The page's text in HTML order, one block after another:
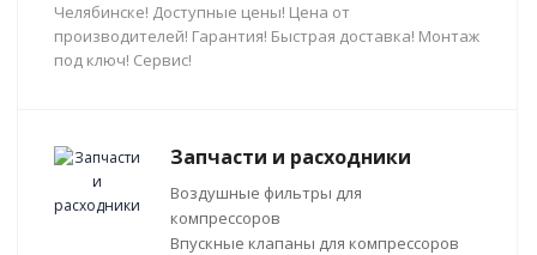
Челябинске! Доступные цены! Цена от
производителей! Гарантия! Быстрая доставка! Монтаж
под ключ! Сервис!
Запчасти и расходники
Воздушные фильтры для
компрессоров
Впускные клапаны для компрессоров